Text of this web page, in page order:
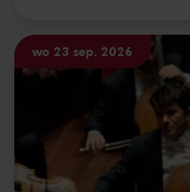
wo 23 sep. 2026